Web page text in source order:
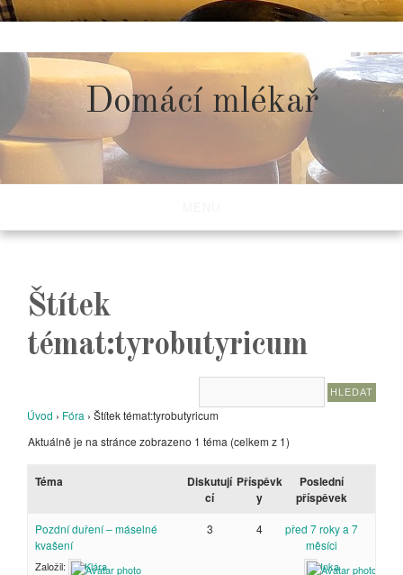
to
content
Domácí mlékař
Štítek
témat:tyrobutyricum
Úvod › Fóra › Štítek témat:tyrobutyricum
Aktuálně je na stránce zobrazeno 1 téma (celkem z 1)
Téma
Diskutují
cí
Příspěvk
y
Poslední
příspěvek
Pozdní duření – máselné
kvašení
Založil:
Klára
3 4
před 7 roky a 7
měsíci
Inka